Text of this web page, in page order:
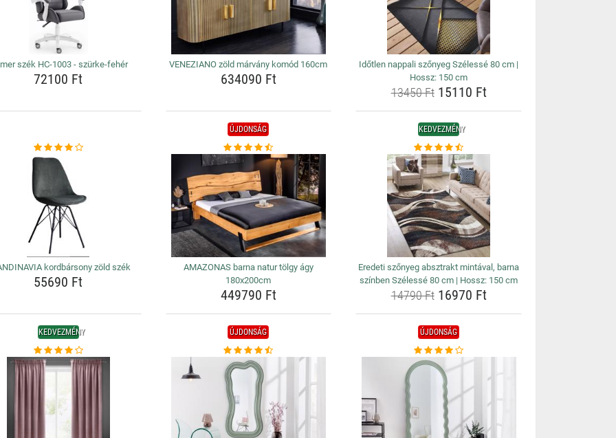
szék HC-1003 - szürke-fehér
72100 Ft
VENEZIANO zöld márvány komód 160cm
634090 Ft
Időtlen nappali szőnyeg Szélessé 80 cm |
Hossz: 150 cm
13450 Ft15110 Ft
kordbársony zöld szék
55690 Ft
ÚJDONSÁG
AMAZONAS barna natur tölgy ágy
180x200cm
449790 Ft
KEDVEZMÉNY
Eredeti szőnyeg absztrakt mintával, barna
színben Szélessé 80 cm | Hossz: 150 cm
14790 Ft16970 Ft
KEDVEZMÉNY ÚJDONSÁG ÚJDONSÁG